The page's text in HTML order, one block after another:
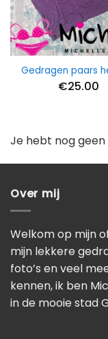
Gedragen paars
€25.00
Je hebt nog
Over mij
Welkom op mijn
mijn lekkere
foto’s en veel
kennen, ik ben
in de mooie stad